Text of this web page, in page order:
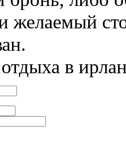
желаемый
в